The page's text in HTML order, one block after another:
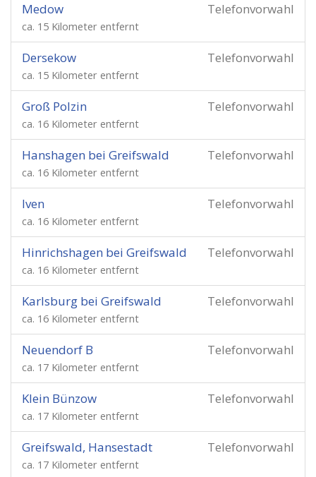
Telefonvorwahl
Medow
ca. 15 Kilometer entfernt
Telefonvorwahl
Dersekow
ca. 15 Kilometer entfernt
Telefonvorwahl
Groß Polzin
ca. 16 Kilometer entfernt
Telefonvorwahl
Hanshagen bei Greifswald
ca. 16 Kilometer entfernt
Telefonvorwahl
Iven
ca. 16 Kilometer entfernt
Telefonvorwahl
Hinrichshagen bei Greifswald
ca. 16 Kilometer entfernt
Telefonvorwahl
Karlsburg bei Greifswald
ca. 16 Kilometer entfernt
Telefonvorwahl
Neuendorf B
ca. 17 Kilometer entfernt
Telefonvorwahl
Klein Bünzow
ca. 17 Kilometer entfernt
Telefonvorwahl
Greifswald, Hansestadt
ca. 17 Kilometer entfernt